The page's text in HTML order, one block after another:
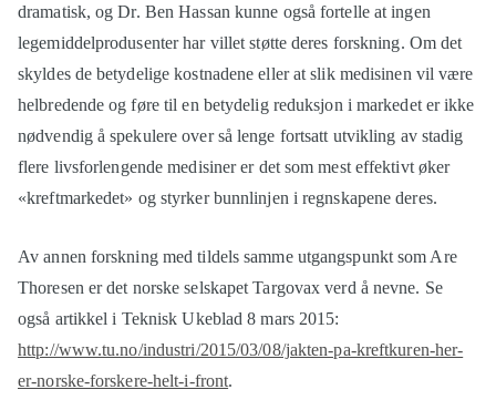
dramatisk, og Dr. Ben Hassan kunne også fortelle at ingen
legemiddelprodusenter har villet støtte deres forskning. Om det
skyldes de betydelige kostnadene eller at slik medisinen vil være
helbredende og føre til en betydelig reduksjon i markedet er ikke
nødvendig å spekulere over så lenge fortsatt utvikling av stadig
flere livsforlengende medisiner er det som mest effektivt øker
«kreftmarkedet» og styrker bunnlinjen i regnskapene deres.
Av annen forskning med tildels samme utgangspunkt som Are
Thoresen er det norske selskapet Targovax verd å nevne. Se
også artikkel i Teknisk Ukeblad 8 mars 2015:
http://www.tu.no/industri/2015/03/08/jakten-pa-kreftkuren-her-
er-norske-forskere-helt-i-front.